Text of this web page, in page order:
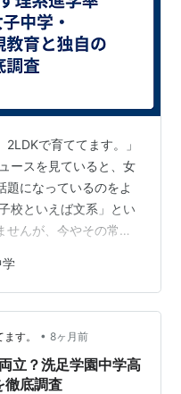
で育ててます。」
ースを見ていると、女
題になっているのをよ
校といえば文系」とい
せんが、今やその常識
の得意なことや興味
ほしい、とつい願って
視点でいろいろな首都
した。 もしよろしけ
覧ください。 👉 首都圏
立…
学
す。 • 8ヶ月前
立？洗足学園中学高
徹底調査